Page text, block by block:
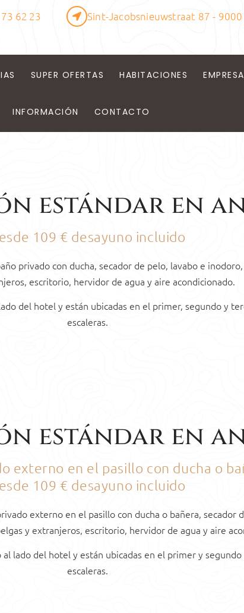
62 23 Sint-Jacobsnieuwstraat 87 -
SUPER OFERTAS HABITACIONES
INFORMACIÓN CONTACTO
estándar en
109 € desayuno incluido
privado con ducha, secador de pelo, lavabo e
escritorio, hervidor de agua y aire acondicionado.
del hotel y están ubicadas en el primer, segundo y
escaleras.
estándar en
externo en el pasillo con ducha o
109 € desayuno incluido
externo en el pasillo con ducha o bañera, secador
y extranjeros, escritorio, hervidor de agua y aire
lado del hotel y están ubicadas en el primer y
escaleras.